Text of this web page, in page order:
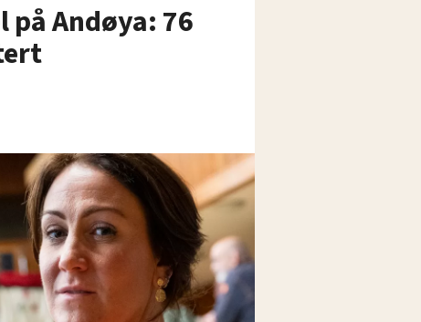
Andøya: 76